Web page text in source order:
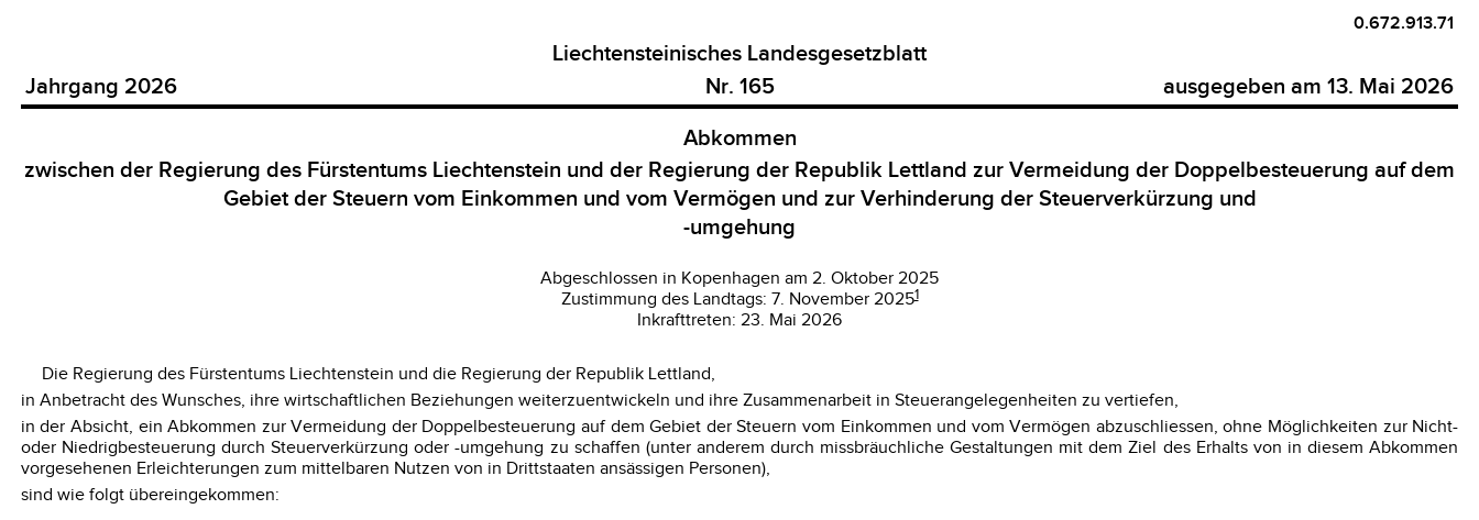
0.672.913.71
Liechtensteinisches Landesgesetzblatt
Jahrgang 2026
Nr. 165
ausgegeben am 13. Mai 2026
Abkommen
zwischen der Regierung des Fürstentums Liechtenstein und der Regierung der Republik Lettland zur Vermeidung der Doppelbesteuerung auf dem
Gebiet der Steuern vom Einkommen und vom Vermögen und zur Verhinderung der Steuerverkürzung und
-umgehung
Abgeschlossen in Kopenhagen am 2. Oktober 2025
Zustimmung des Landtags: 7. November 20251
Inkrafttreten: 23. Mai 2026
Die Regierung des Fürstentums Liechtenstein und die Regierung der Republik Lettland,
in Anbetracht des Wunsches, ihre wirtschaftlichen Beziehungen weiterzuentwickeln und ihre Zusammenarbeit in Steuerangelegenheiten zu vertiefen,
in der Absicht, ein Abkommen zur Vermeidung der Doppelbesteuerung auf dem Gebiet der Steuern vom Einkommen und vom Vermögen abzuschliessen, ohne Möglichkeiten zur Nicht-
oder Niedrigbesteuerung durch Steuerverkürzung oder -umgehung zu schaffen (unter anderem durch missbräuchliche Gestaltungen mit dem Ziel des Erhalts von in diesem Abkommen
vorgesehenen Erleichterungen zum mittelbaren Nutzen von in Drittstaaten ansässigen Personen),
sind wie folgt übereingekommen: